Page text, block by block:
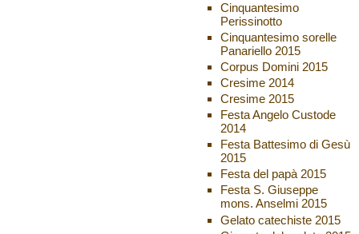
Cinquantesimo
Perissinotto
Cinquantesimo sorelle
Panariello 2015
Corpus Domini 2015
Cresime 2014
Cresime 2015
Festa Angelo Custode
2014
Festa Battesimo di Gesù
2015
Festa del papà 2015
Festa S. Giuseppe
mons. Anselmi 2015
Gelato catechiste 2015